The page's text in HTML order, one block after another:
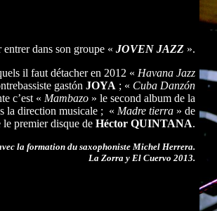
entrer dans son groupe « JOVEN JAZZ ».
il faut détacher en 2012 « Havana Jazz
gastón JOYA ; « Cuba Danzón
c’est « Mambazo » le second album de la
la direction musicale ; « Madre tierra » de
le premier disque de Héctor QUINTANA.
la formation du saxophoniste Michel Herrera.
La Zorra y El Cuervo 2013.